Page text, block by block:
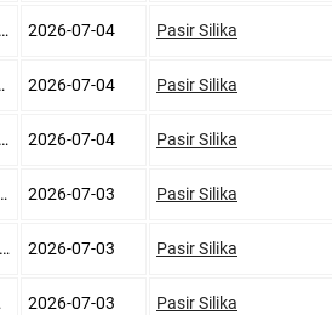
2026-07-04 Pasir Silika
2026-07-04 Pasir Silika
2026-07-04 Pasir Silika
2026-07-03 Pasir Silika
2026-07-03 Pasir Silika
2026-07-03 Pasir Silika